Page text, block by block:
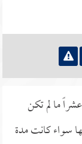
ما لم تكن
سواء كانت مدة